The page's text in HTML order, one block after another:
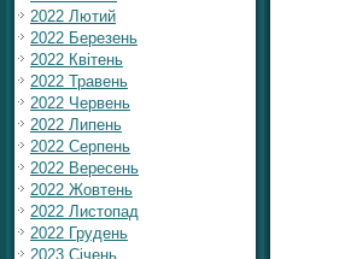
2022 Лютий
2022 Березень
2022 Квітень
2022 Травень
2022 Червень
2022 Липень
2022 Серпень
2022 Вересень
2022 Жовтень
2022 Листопад
2022 Грудень
2023 Січень